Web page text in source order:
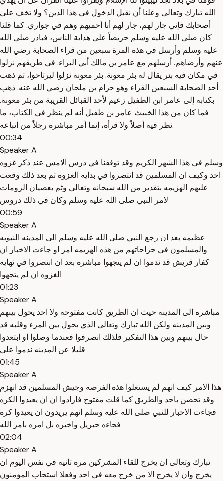
الله تبارك وتعالى وعلنا أن نقبل الدخول في هذا الدين؟ ولا تخف على
أصحابك فإني جار لهم، جار لهم أنا أحميهم وهم في جواري. كما قلنا
كان صلى الله عليه وسلم حريصاً على هداية الناس، فبادر صلى الله
عليه وسلم وأرسل في هذه المرة سبعين من قراء الصحابة رضي الله
عنهم وأرضاهم. أرسلهم مع عامر بن مالك أبي البراء. في طريقهم نزلوا
في مكان فيه بئر يقال له بئر معونة. بئر معونة نزلوا ليرتاحوا، ثم ذهب
أحد الصحابة السبعين القراء وهو حرام بن ملحان رضي الله عنه. ذهب
بكتابه إلى عامر ابن الطفيل زعيم لأحد القبائل القريبة من بئر معونة.
فما كان من هذا الخبيث عامر بن طفيل أنه لم ينظر في الكتاب، ما
نظر فيه أصلاً ولا قرأه، إنما أمر مباشرة رجلاً من اتباعه.
00:34
Speaker A
وسلم في هذا الشهر الكريم وقد توقفنا في درس الامس عند ذكر غزوه
احد وكيف ان المسلمين قد انتصروا في بدايه الغزوه ثم بعد ذلك وقعت
عليهم الهزيمه بتقدير من الله سبحانه وتعالى وثم بعصيان الرومات
لامر النبي صلى الله عليه وسلم وكان في ذلك دروس
00:59
Speaker A
عظيمه بعد ان رجع النبي صلى الله عليه وسلم الى المدينه النبويه
والمسلمون في جراحاتهم من هذه الهزيمه امر او جاءت الاخبار ان
كفار قريش قد ندموا ان لم يتجهوا مباشره بعد ان انتصروا في نهايه
الغزوه ان لم يتجهوا
01:23
Speaker A
مباشره الى المدينه حيث ان الطريق كانت مفتوحه ولا احد يحول بينهم
وبين المدينه ولكن الله تبارك وتعالى الذي يحول بين المرء وقلبه قد
حال بينهم وبين هذا التفكير فلذلك انصرفوا فعندما وصلوا او ابتعدوا
قليلا عن المدينه ندموا على
01:45
Speaker A
هذا الامر كيف انهم لم يستغلوا هذه الفرصه وجيش المسلمين قد انهزم
وقد تحصن باحد والطريق كما قلت مفتوح فارادوا ان ان يعيدوا الكره
فجاءت الاخبار للنبي صلى الله عليه وسلم انهم يريدون ان يعيدوا كره
فجاءه جبريل واخبره بل امره بامر الله
02:04
Speaker A
تبارك وتعالى ان يخرج للقاء المشركين مره ثانيه في نفس اليوم ان
يخرج وان لا يخرج الا من خرج معه في احد وفعلا استجاب المؤمنون